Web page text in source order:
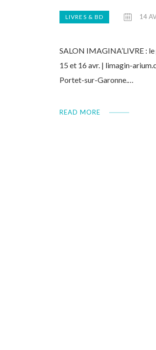
LIVRES & BD 14
SALON IMAGINA’LIVRE :
15 et 16 avr. | limagin-
Portet-sur-Garonne.…
READ MORE